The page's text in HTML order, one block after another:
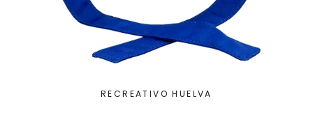
RECREATIVO HUELVA